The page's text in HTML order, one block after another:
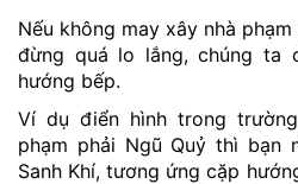
Nếu không may xây nhà
đừng quá lo lắng, chúng ta
hướng bếp.
Ví dụ điển hình trong
phạm phải Ngũ Quỷ thì bạn
Sanh Khí, tương ứng cặp